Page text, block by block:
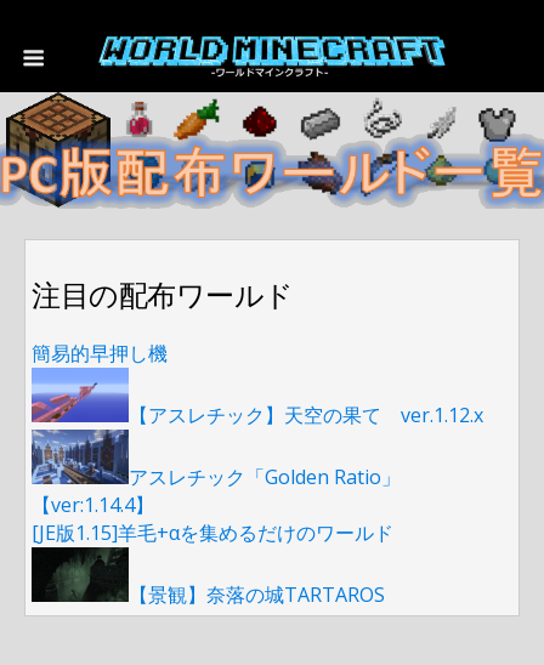
注目の配布ワールド
簡易的早押し機
【アスレチック】天空の果て ver.1.12.x
アスレチック「Golden Ratio」
【ver:1.14.4】
[JE版1.15]羊毛+αを集めるだけのワールド
【景観】奈落の城TARTAROS